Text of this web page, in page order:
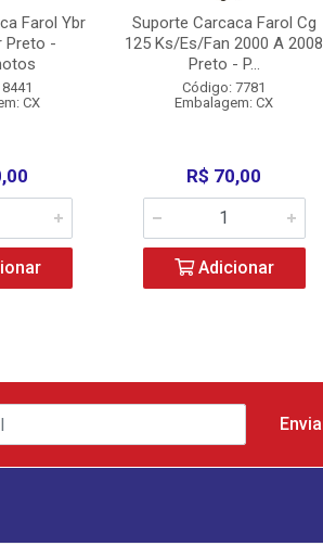
Farol Ybr
Preto -
CX
Suporte Carcaca Farol Cg
125 Ks/Es/Fan 2000 A 2008
Preto - P...
Código: 7781
Embalagem: CX
R$ 70,00
Adicionar